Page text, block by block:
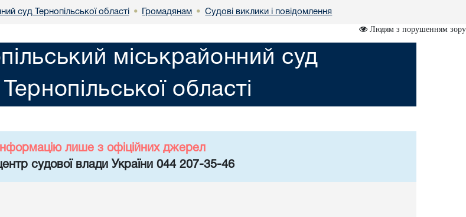
суд Тернопільської області • Громадянам • Судові виклики і повідомлення
Людям з порушенням зору
міськрайонний суд
Тернопільської області
лише з офіційних джерел
судової влади України 044 207-35-46